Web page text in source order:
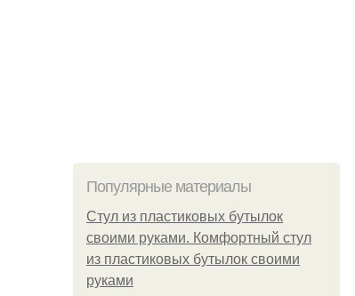
Популярные материалы
Стул из пластиковых бутылок
своими руками. Комфортный стул
из пластиковых бутылок своими
руками